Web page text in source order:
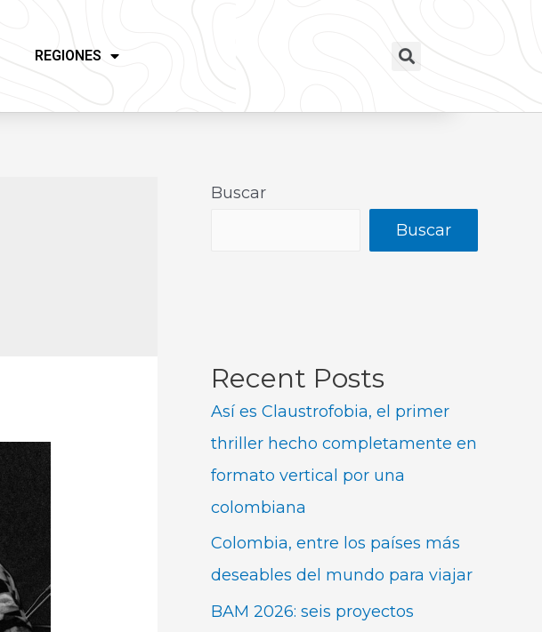
REGIONES
Buscar
Buscar
Recent Posts
Así es Claustrofobia, el primer
thriller hecho completamente en
formato vertical por una
colombiana
Colombia, entre los países más
deseables del mundo para viajar
BAM 2026: seis proyectos